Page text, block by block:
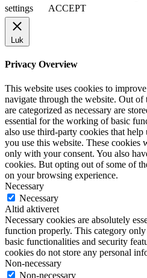
settings
ACCEPT
Luk
Privacy Overview
This website uses cookies to
navigate through the website. Out of
are categorized as necessary are
essential for the working of basic
also use third-party cookies that
you use this website. These
only with your consent. You also
cookies. But opting out of some of
on your browsing experience.
Necessary
Necessary
Altid aktiveret
Necessary cookies are absolutely
function properly. This category
basic functionalities and security
cookies do not store any personal
Non-necessary
Non-necessary